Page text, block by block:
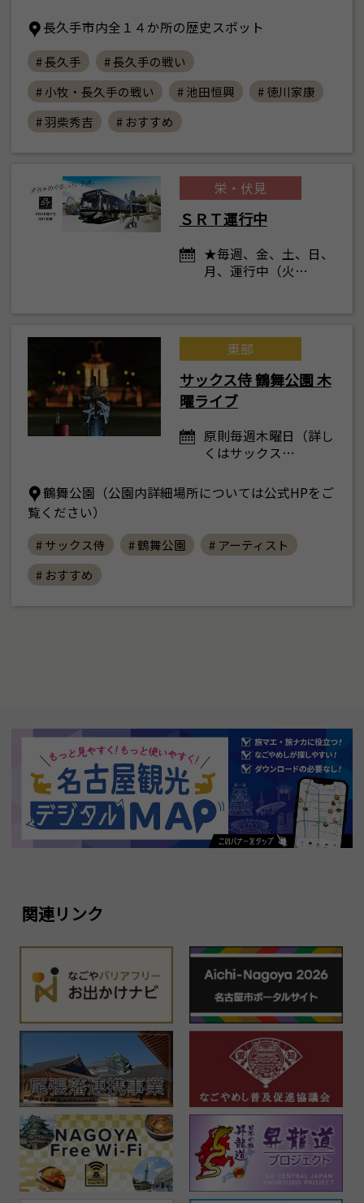
長久手市内全１４か所の歴史スポット
# 長久手
# 長久手の戦い
# 小牧・長久手の戦い
# 池田恒興
# 徳川家康
# 羽柴秀吉
# おすすめ
栄・伏見
ＳＲＴ運行中
★毎週、金、土、日、
月、運行中（火…
東部
サックス侍 鶴舞公園 木
曜ライブ
原則毎週木曜日（詳し
くはサックス…
鶴舞公園（公園内詳細場所については公式HPをご
覧ください）
# サックス侍 # 鶴舞公園
# アーティスト
# おすすめ
関連リンク